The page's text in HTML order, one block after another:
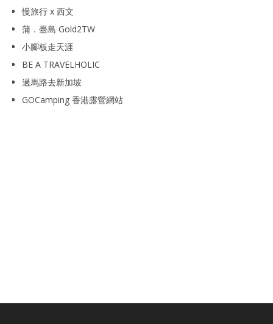
慢旅行 x 西文
蒲．臺島 Gold2TW
小腳板走天涯
BE A TRAVELHOLIC
過馬路去新加坡
GOCamping 香港露營網站